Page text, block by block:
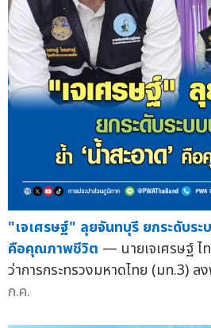
"เจเศรษฐ์" ลุยจันทบุรี ยกระดับระ
คือคุณภาพชีวิต — นายเจเศรษฐ์ ไ
ว่าการกระทรวงมหาดไทย (มท.3)
ก.ค.